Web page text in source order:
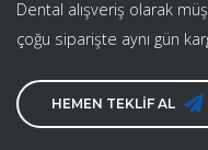
Dental alışveriş olarak
çoğu siparişte aynı gün
HEMEN TEKLİF AL